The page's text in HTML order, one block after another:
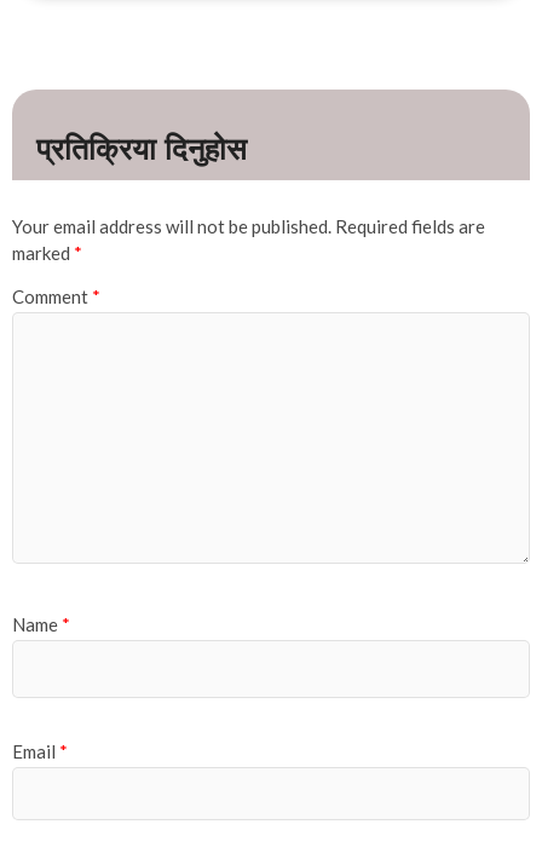
Your email address will not be published. Required fields are
marked *
Comment *
Name *
Email *